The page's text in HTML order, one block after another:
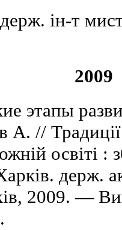
держ. ін-т
2009
этапы
А. //
освіті
держ.
2009. —